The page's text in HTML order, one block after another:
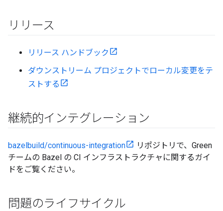
リリース
リリース ハンドブック
ダウンストリーム プロジェクトでローカル変更をテ
ストする
継続的インテグレーション
bazelbuild/continuous-integration
リポジトリで、Green
チームの Bazel の CI インフラストラクチャに関するガイ
ドをご覧ください。
問題のライフサイクル